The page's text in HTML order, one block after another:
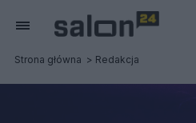
Strona główna Redakcja